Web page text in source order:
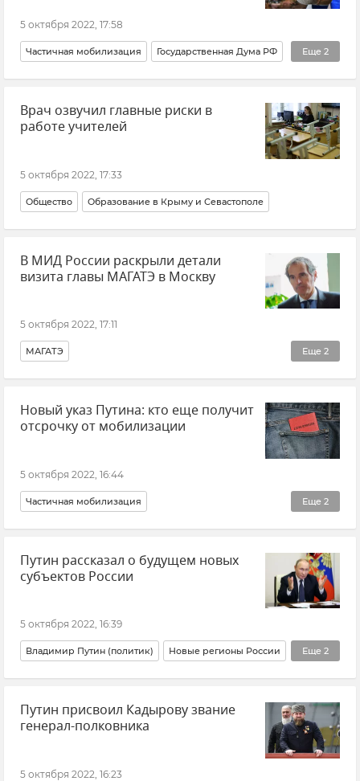
5 октября 2022, 17:58
Еще 2
Частичная мобилизация Государственная Дума РФ
Министерство обороны РФ Армия и флот
Врач озвучил главные риски в
работе учителей
5 октября 2022, 17:33
Общество Образование в Крыму и Севастополе
В МИД России раскрыли детали
визита главы МАГАТЭ в Москву
5 октября 2022, 17:11
Еще 2
МАГАТЭ
ЗАЭС (Запорожская атомная электростанция)
Запорожская область
Новый указ Путина: кто еще получит
отсрочку от мобилизации
5 октября 2022, 16:44
Еще 2
Частичная мобилизация
Владимир Путин (политик) Общество
Путин рассказал о будущем новых
субъектов России
5 октября 2022, 16:39
Еще 2
Владимир Путин (политик) Новые регионы России
Общество Новости СВО
Путин присвоил Кадырову звание
генерал-полковника
5 октября 2022, 16:23